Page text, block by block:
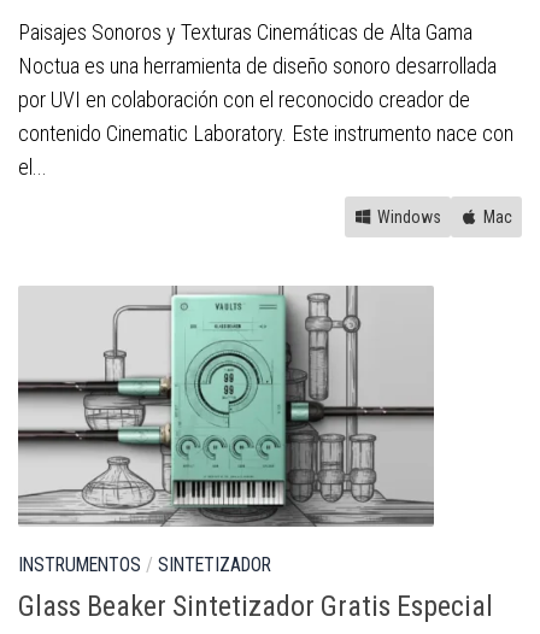
Paisajes Sonoros y Texturas Cinemáticas de Alta Gama
Noctua es una herramienta de diseño sonoro desarrollada
por UVI en colaboración con el reconocido creador de
contenido Cinematic Laboratory. Este instrumento nace con
el...
Windows Mac
INSTRUMENTOS / SINTETIZADOR
Glass Beaker Sintetizador Gratis Especial